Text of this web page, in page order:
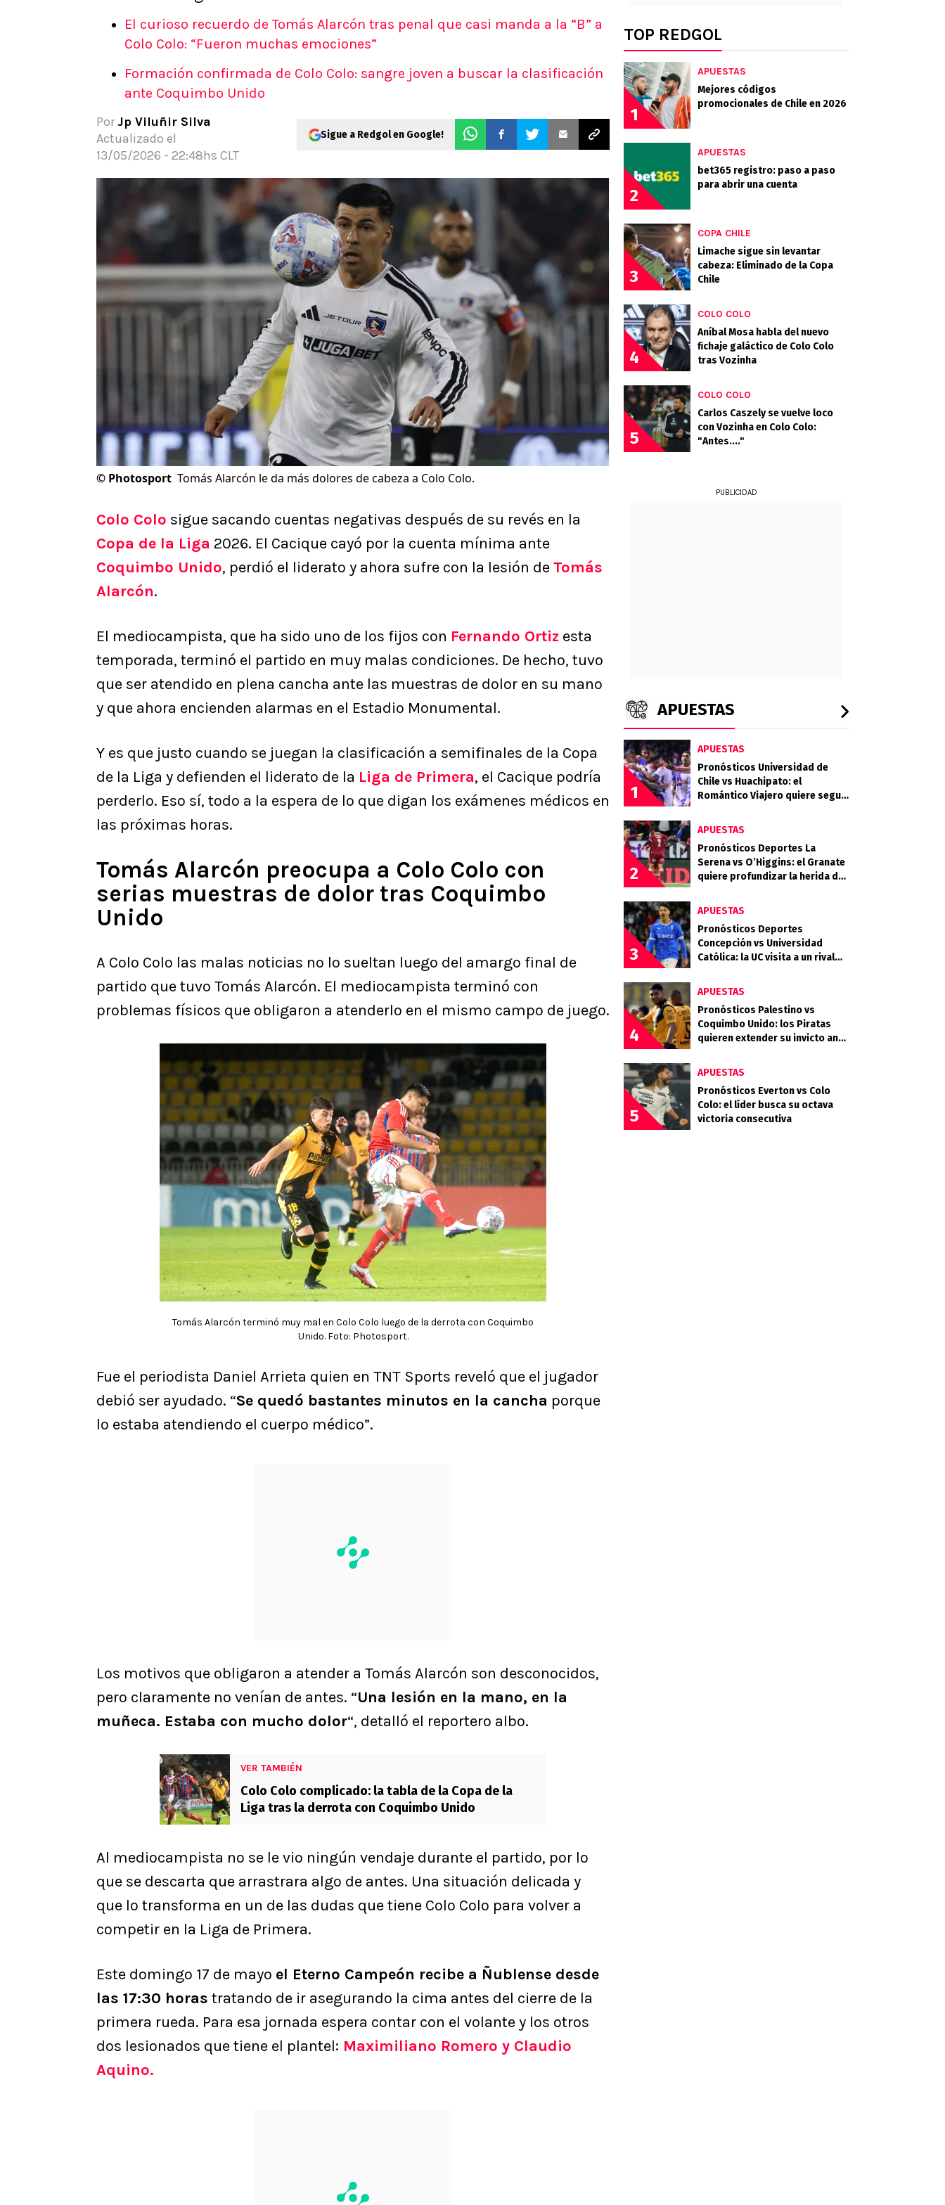
El curioso recuerdo de Tomás Alarcón tras penal que casi manda a la “B” a
Colo Colo: “Fueron muchas emociones”
Formación confirmada de Colo Colo: sangre joven a buscar la clasificación
ante Coquimbo Unido
Por Jp Viluñir Silva
Actualizado el
13/05/2026 - 22:48hs CLT
Sigue a Redgol en Google!
© Photosport Tomás Alarcón le da más dolores de cabeza a Colo Colo.
Colo Colo sigue sacando cuentas negativas después de su revés en la
Copa de la Liga 2026. El Cacique cayó por la cuenta mínima ante
Coquimbo Unido, perdió el liderato y ahora sufre con la lesión deTomás
Alarcón.
El mediocampista, que ha sido uno de los fijos con Fernando Ortiz esta
temporada, terminó el partido en muy malas condiciones. De hecho, tuvo
que ser atendido en plena cancha ante las muestras de dolor en su mano
y que ahora encienden alarmas en el Estadio Monumental.
Y es que justo cuando se juegan la clasificación a semifinales de la Copa
de la Liga y defienden el liderato de la Liga de Primera, el Cacique podría
perderlo. Eso sí, todo a la espera de lo que digan los exámenes médicos en
las próximas horas.
Tomás Alarcón preocupa a Colo Colo con
serias muestras de dolor tras Coquimbo
Unido
A Colo Colo las malas noticias no lo sueltan luego del amargo final de
partido que tuvo Tomás Alarcón. El mediocampista terminó con
problemas físicos que obligaron a atenderlo en el mismo campo de juego.
Tomás Alarcón terminó muy mal en Colo Colo luego de la derrota con Coquimbo
Unido. Foto: Photosport.
Fue el periodista Daniel Arrieta quien en TNT Sports reveló que el jugador
debió ser ayudado. “Se quedó bastantes minutos en la cancha porque
lo estaba atendiendo el cuerpo médico”.
Los motivos que obligaron a atender a Tomás Alarcón son desconocidos,
pero claramente no venían de antes. “Una lesión en la mano, en la
muñeca. Estaba con mucho dolor“, detalló el reportero albo.
VER TAMBIÉN
Colo Colo complicado: la tabla de la Copa de la
Liga tras la derrota con Coquimbo Unido
Al mediocampista no se le vio ningún vendaje durante el partido, por lo
que se descarta que arrastrara algo de antes. Una situación delicada y
que lo transforma en un de las dudas que tiene Colo Colo para volver a
competir en la Liga de Primera.
Este domingo 17 de mayo el Eterno Campeón recibe a Ñublense desde
las 17:30 horas tratando de ir asegurando la cima antes del cierre de la
primera rueda. Para esa jornada espera contar con el volante y los otros
dos lesionados que tiene el plantel: Maximiliano Romero y Claudio
Aquino.
TOP REDGOL
1
APUESTAS
Mejores códigos
promocionales de Chile en 2026
2
APUESTAS
bet365 registro: paso a paso
para abrir una cuenta
3
COPA CHILE
Limache sigue sin levantar
cabeza: Eliminado de la Copa
Chile
4
COLO COLO
Aníbal Mosa habla del nuevo
fichaje galáctico de Colo Colo
tras Vozinha
5
COLO COLO
Carlos Caszely se vuelve loco
con Vozinha en Colo Colo:
"Antes...."
PUBLICIDAD
APUESTAS
1
APUESTAS
Pronósticos Universidad de
Chile vs Huachipato: el
Romántico Viajero quiere seguir
2
APUESTAS
Pronósticos Deportes La
Serena vs O’Higgins: el Granate
quiere profundizar la herida del
3
APUESTAS
Pronósticos Deportes
Concepción vs Universidad
Católica: la UC visita a un rival
4
APUESTAS
Pronósticos Palestino vs
Coquimbo Unido: los Piratas
quieren extender su invicto ante
5
APUESTAS
Pronósticos Everton vs Colo
Colo: el líder busca su octava
victoria consecutiva